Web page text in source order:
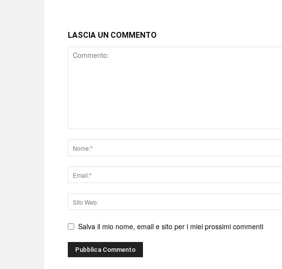
LASCIA UN COMMENTO
Comment
Nome
Email
Sito
web
Salva il mio nome, email e sito per i miei prossimi commenti